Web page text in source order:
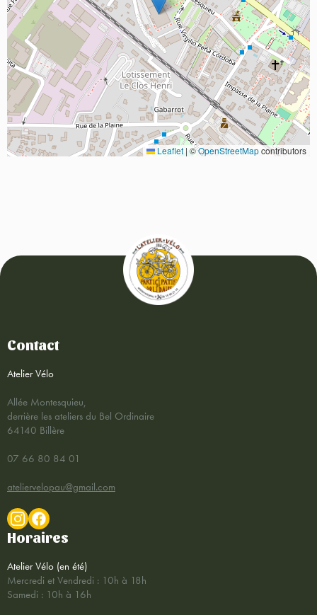
Leaflet|©OpenStreetMapcontributors
Contact
Atelier Vélo
Allée Montesquieu,
derrière les ateliers du Bel Ordinaire
64140 Billère
07 66 80 84 01
ateliervelopau@gmail.com
Horaires
Atelier Vélo (en été)
Mercredi et Vendredi : 10h à 18h
Samedi : 10h à 16h